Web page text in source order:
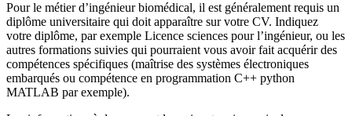
Pour le métier d’ingénieur biomédical, il est généralement requis un
diplôme universitaire qui doit apparaître sur votre CV. Indiquez
votre diplôme, par exemple Licence sciences pour l’ingénieur, ou les
autres formations suivies qui pourraient vous avoir fait acquérir des
compétences spécifiques (maîtrise des systèmes électroniques
embarqués ou compétence en programmation C++ python
MATLAB par exemple).